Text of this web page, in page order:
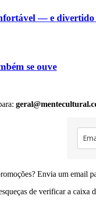
— e
se ouve
Envia um email
de verificar a caixa